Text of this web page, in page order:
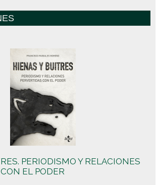
PERIODISMO Y RELACIONES
EL PODER